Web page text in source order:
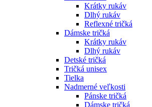
Krátky rukáv
Dlhý rukáv
Reflexné tričká
Dámske tričká
Krátky rukáv
Dlhý rukáv
Detské tričká
Tričká unisex
Tielka
Nadmerné veľkosti
Pánske tričká
Dámske tričká